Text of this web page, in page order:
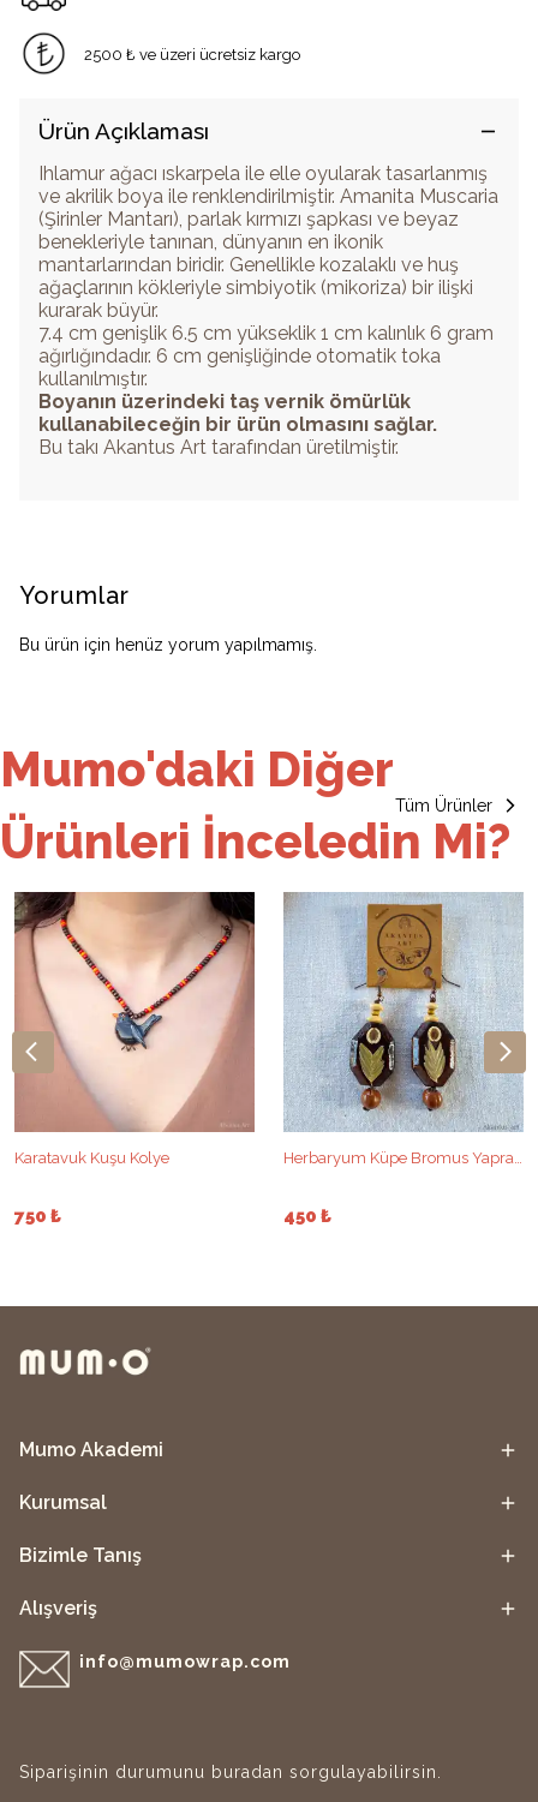
2500 ₺ ve üzeri ücretsiz kargo
Ürün Açıklaması
Ihlamur ağacı ıskarpela ile elle oyularak tasarlanmış
ve akrilik boya ile renklendirilmiştir. Amanita Muscaria
(Şirinler Mantarı), parlak kırmızı şapkası ve beyaz
benekleriyle tanınan, dünyanın en ikonik
mantarlarından biridir. Genellikle kozalaklı ve huş
ağaçlarının kökleriyle simbiyotik (mikoriza) bir ilişki
kurarak büyür.
7.4 cm genişlik 6.5 cm yükseklik 1 cm kalınlık 6 gram
ağırlığındadır. 6 cm genişliğinde otomatik toka
kullanılmıştır.
Boyanın üzerindeki taş vernik ömürlük
kullanabileceğin bir ürün olmasını sağlar.
Bu takı Akantus Art tarafından üretilmiştir.
Yorumlar
Bu ürün için henüz yorum yapılmamış.
Mumo'daki Diğer
Ürünleri İnceledin Mi?
Tüm Ürünler
Karatavuk Kuşu Kolye
750 ₺
Herbaryum Küpe Bromus Yaprağı
450 ₺
Mumo Akademi
Kurumsal
Bizimle Tanış
Alışveriş
info@mumowrap.com
Siparişinin durumunu buradan sorgulayabilirsin.